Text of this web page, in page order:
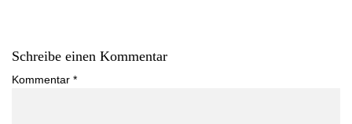
Schreibe einen Kommentar
Kommentar *